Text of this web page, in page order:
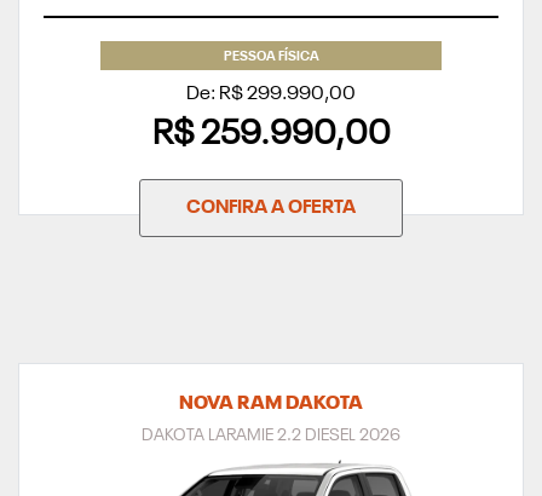
PESSOA FÍSICA
De: R$ 299.990,00
R$ 259.990,00
CONFIRA A OFERTA
NOVA RAM DAKOTA
DAKOTA LARAMIE 2.2 DIESEL 2026